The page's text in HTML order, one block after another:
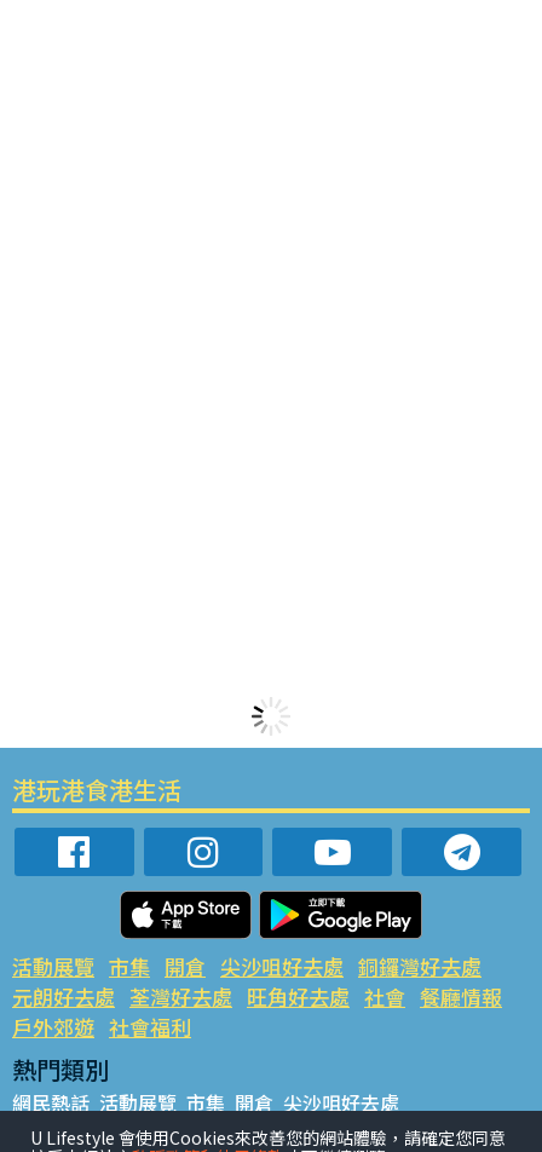
港玩港食港生活
活動展覽 市集 開倉 尖沙咀好去處 銅鑼灣好去處
元朗好去處 荃灣好去處 旺角好去處 社會 餐廳情報
戶外郊遊 社會福利
熱門類別
網民熱話 活動展覽 市集 開倉 尖沙咀好去處
銅鑼灣好去處 元朗好去處 荃灣好去處 旺角好去處 社會
U Lifestyle 會使用Cookies來改善您的網站體驗，請確定您同意